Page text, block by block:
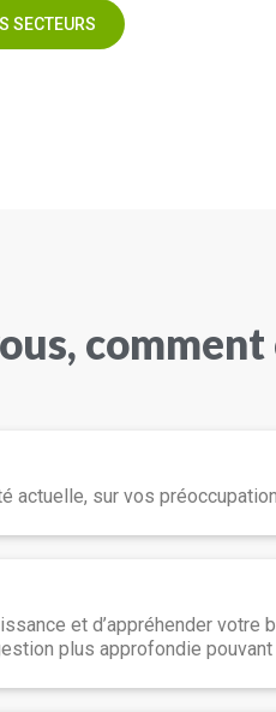
SECTEURS
comment
actuelle, sur vos
et d’appréhender
plus approfondie